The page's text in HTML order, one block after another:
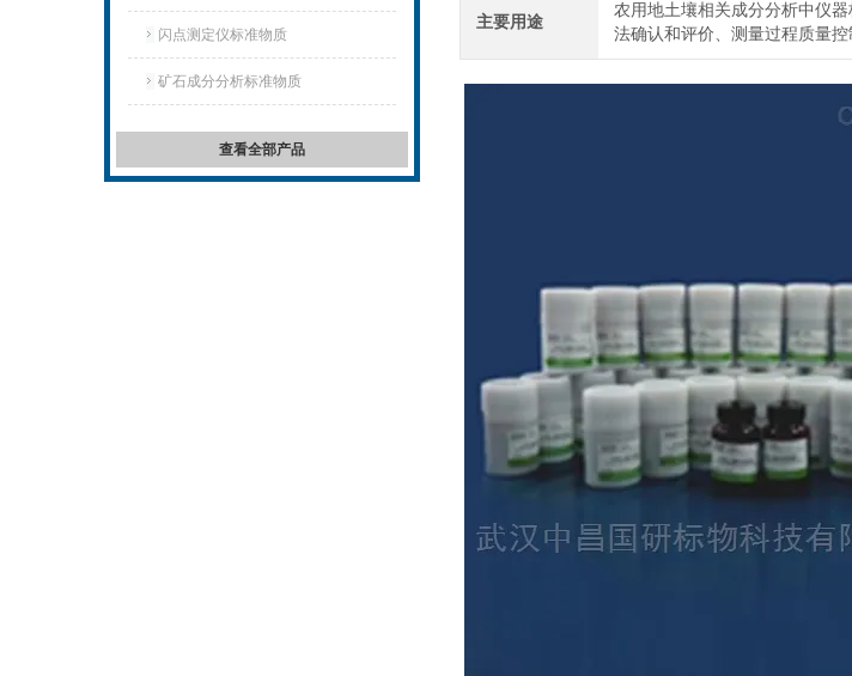
闪点测定仪标准物质
矿石成分分析标准物质
查看全部产品
主要用途
农用地土壤相关成分分析中仪
法确认和评价、测量过程质量控